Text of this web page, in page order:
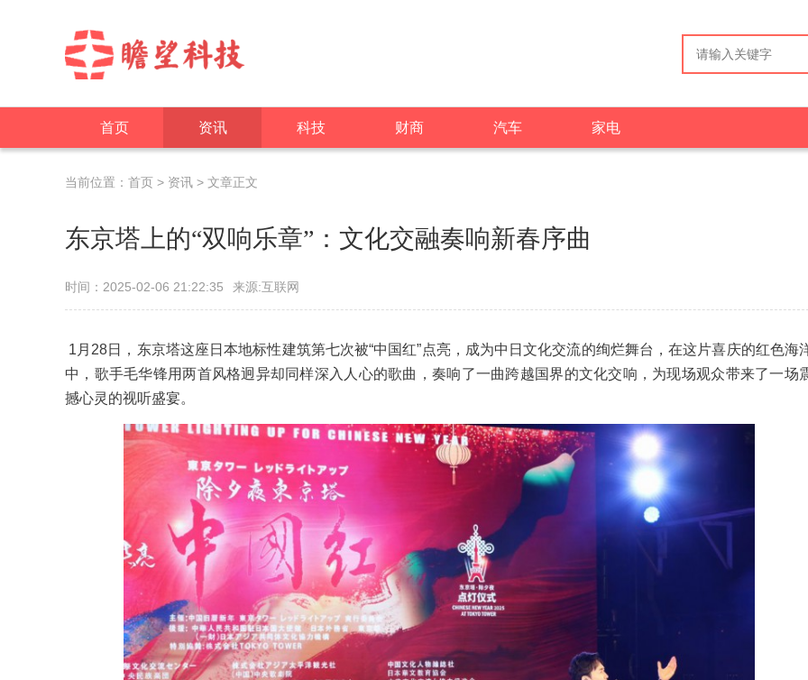
首页 资讯 科技 财商 汽车 家电
当前位置： 首页 > 资讯 > 文章正文
东京塔上的“双响乐章”：文化交融奏响新春序曲
时间：2025-02-06 21:22:35 来源:互联网
1月28日，东京塔这座日本地标性建筑第七次被“中国红”点亮，成为中日文化交流的绚烂舞台，在这片喜庆的红色海
中，歌手毛华锋用两首风格迥异却同样深入人心的歌曲，奏响了一曲跨越国界的文化交响，为现场观众带来了一场
撼心灵的视听盛宴。